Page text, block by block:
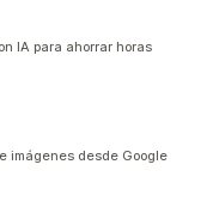
IA para ahorrar horas
imágenes desde Google